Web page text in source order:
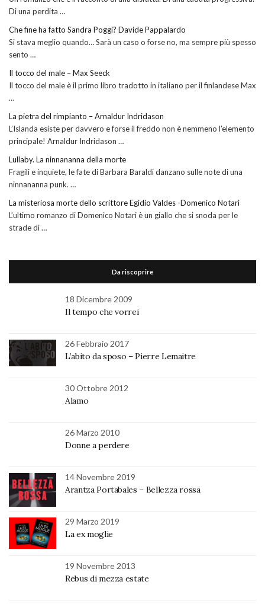
Di una perdita …
Che fine ha fatto Sandra Poggi? Davide Pappalardo
Si stava meglio quando… Sarà un caso o forse no, ma sempre più spesso
sento …
Il tocco del male – Max Seeck
Il tocco del male è il primo libro tradotto in italiano per il finlandese Max
…
La pietra del rimpianto – Arnaldur Indridason
L’Islanda esiste per davvero e forse il freddo non è nemmeno l’elemento
principale! Arnaldur Indridason …
Lullaby. La ninnananna della morte
Fragili e inquiete, le fate di Barbara Baraldi danzano sulle note di una
ninnananna punk. …
La misteriosa morte dello scrittore Egidio Valdes -Domenico Notari
L’ultimo romanzo di Domenico Notari è un giallo che si snoda per le
strade di …
Da riscoprire
18 Dicembre 2009
Il tempo che vorrei
26 Febbraio 2017
L’abito da sposo – Pierre Lemaitre
30 Ottobre 2012
Alamo
26 Marzo 2010
Donne a perdere
14 Novembre 2019
Arantza Portabales – Bellezza rossa
29 Marzo 2019
La ex moglie
19 Novembre 2013
Rebus di mezza estate